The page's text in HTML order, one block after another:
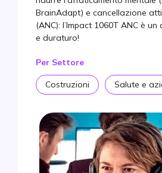
La migliore per una
prezzo
FAQ
BrainAdapt) e cancellazione
(ANC): l’Impact 1060T ANC è
e duraturo!
Per Settore
Costruzioni Salute e